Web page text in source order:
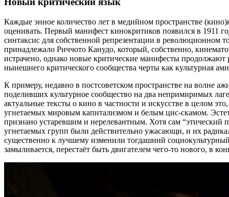
Каждые энное количество лет в медийном пространстве
оценивать. Первый манифест кинокритиков появился в 1911
синтаксис для собственной репрезентации в революционном
принадлежало Риччото Канудо, который, собственно,
истрачено, однако новые критические манифесты
нынешнего критического сообщества черты как культурная
К примеру, недавно в постсоветском пространстве на волне
поделивших культурное сообщество на два непримиримых
актуальные тексты о кино в частности и искусстве в целом
угнетаемых мировым капитализмом и белым цис-скамом.
признано устаревшим и нерелевантным. Хотя сам “этический
угнетаемых групп были действительно ужасающи, и их
существенно к лучшему изменили тогдашний
замыливается, перестаёт быть двигателем чего-то нового, в